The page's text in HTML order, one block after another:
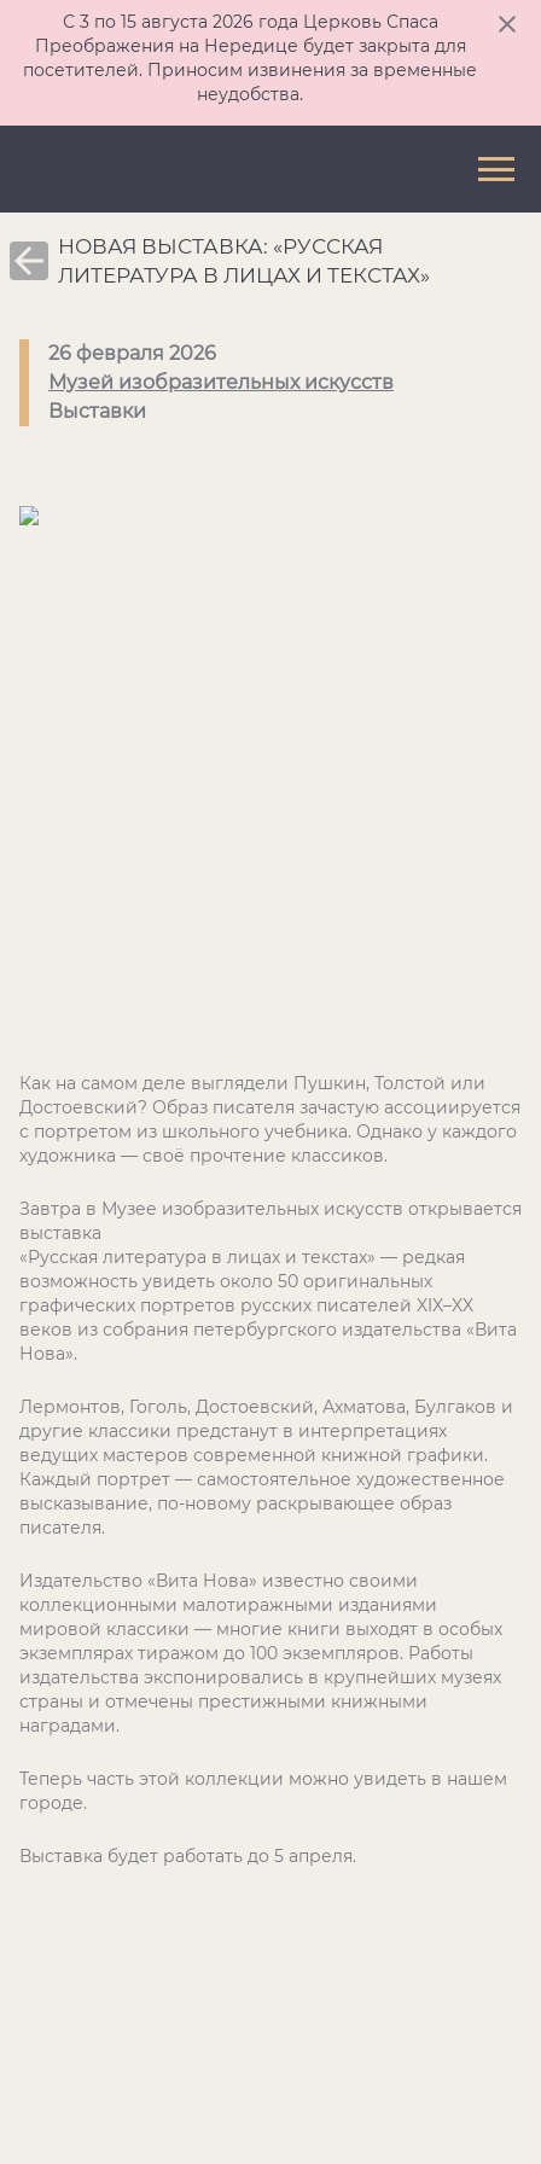
С 3 по 15 августа 2026 года Церковь Спаса
Преображения на Нередице будет закрыта для
посетителей. Приносим извинения за временные
неудобства.
НОВАЯ ВЫСТАВКА: «РУССКАЯ
ЛИТЕРАТУРА В ЛИЦАХ И ТЕКСТАХ»
26 февраля 2026
Музей изобразительных искусств
Выставки
Как на самом деле выглядели Пушкин, Толстой или
Достоевский? Образ писателя зачастую ассоциируется
с портретом из школьного учебника. Однако у каждого
художника — своё прочтение классиков.
Завтра в Музее изобразительных искусств открывается
выставка
«Русская литература в лицах и текстах» — редкая
возможность увидеть около 50 оригинальных
графических портретов русских писателей XIX–XX
веков из собрания петербургского издательства «Вита
Нова».
Лермонтов, Гоголь, Достоевский, Ахматова, Булгаков и
другие классики предстанут в интерпретациях
ведущих мастеров современной книжной графики.
Каждый портрет — самостоятельное художественное
высказывание, по-новому раскрывающее образ
писателя.
Издательство «Вита Нова» известно своими
коллекционными малотиражными изданиями
мировой классики — многие книги выходят в особых
экземплярах тиражом до 100 экземпляров. Работы
издательства экспонировались в крупнейших музеях
страны и отмечены престижными книжными
наградами.
Теперь часть этой коллекции можно увидеть в нашем
городе.
Выставка будет работать до 5 апреля.